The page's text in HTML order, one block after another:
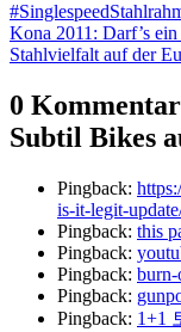
#Singlespeed
Kona 2011: Darf’s
Stahlvielfalt auf der
0
Subtil Bikes
Pingback:
is-it-legit-
Pingback: this
Pingback:
Pingback: burn-
Pingback:
Pingback: 1+1